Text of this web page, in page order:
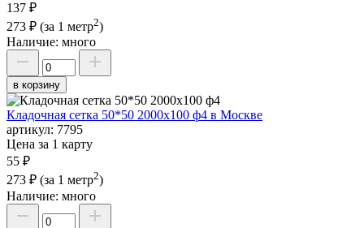
137 ₽
273 ₽ (за 1 метр2)
Наличие: много
в корзину
Кладочная сетка 50*50 2000х100 ф4 в Москве
артикул: 7795
Цена за 1 карту
55 ₽
273 ₽ (за 1 метр2)
Наличие: много